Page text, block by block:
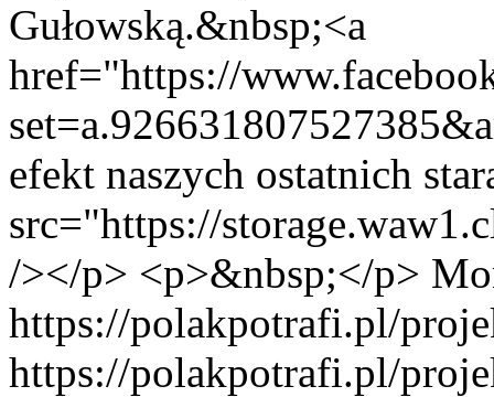
Gułowską.&nbsp;<a
href="https://
efekt naszych ostatnich
src="https://
/></p> <p>&nbsp;</p>
https://polakpotrafi.pl/
https://polakpotrafi.pl/